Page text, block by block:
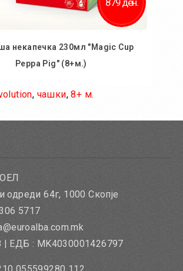
некапечка 230мл "Magic Cup
Peppa Pig" (8+м.)
Во кошничка
, чашки,8+ м.
одреди 64г, 1000 Скопје
5717
| ЕДБ : MK4030001426797